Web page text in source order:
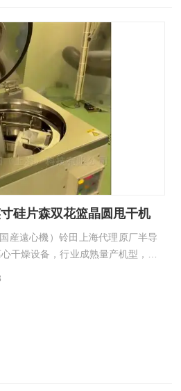
硅片森双花篮晶圆甩干机
産遠心機）铃田上海代理原厂半导
干燥设备，行业成熟量产机型，依
心干燥机、SPD-180 自转式离心